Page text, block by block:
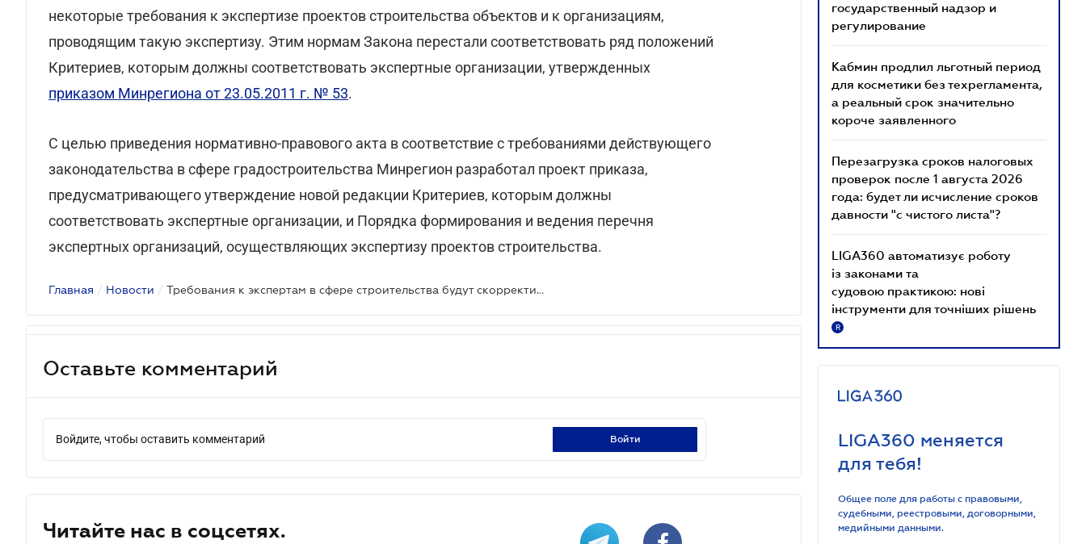
некоторые требования к экспертизе проектов строительства объектов и к организациям,
проводящим такую экспертизу. Этим нормам Закона перестали соответствовать ряд положений
Критериев, которым должны соответствовать экспертные организации, утвержденных
приказом Минрегиона от 23.05.2011 г. № 53.
С целью приведения нормативно-правового акта в соответствие с требованиями действующего
законодательства в сфере градостроительства Минрегион разработал проект приказа,
предусматривающего утверждение новой редакции Критериев, которым должны
соответствовать экспертные организации, и Порядка формирования и ведения перечня
экспертных организаций, осуществляющих экспертизу проектов строительства.
Главная / Новости / Требования к экспертам в сфере строительства будут скорректированы
Оставьте комментарий
Войдите, чтобы оставить комментарий войти
Читайте нас в соцсетях.
государственный надзор и
регулирование
Кабмин продлил льготный период
для косметики без техрегламента,
а реальный срок значительно
короче заявленного
Перезагрузка сроков налоговых
проверок после 1 августа 2026
года: будет ли исчисление сроков
давности "с чистого листа"?
LIGA360 автоматизує роботу
із законами та
судовою практикою: нові
інструменти для точніших рішень
R
LIGA360 меняется
для тебя!
Общее поле для работы с правовыми,
судебными, реестровыми, договорными,
медийными данными.